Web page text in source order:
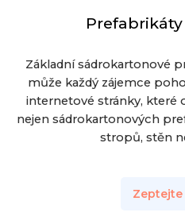
Základní sádrokartonové
může každý zájemce
internetové stránky, které
nejen sádrokartonových
stropů, stěn
Zeptejte